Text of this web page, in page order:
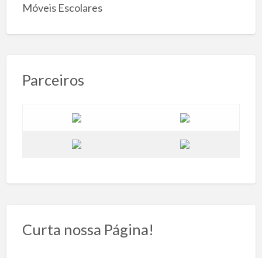
Móveis Escolares
Parceiros
Curta nossa Página!